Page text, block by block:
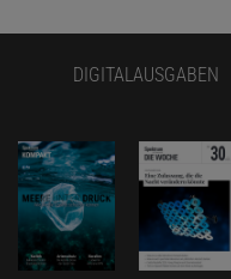
DIGITALAUSGABEN